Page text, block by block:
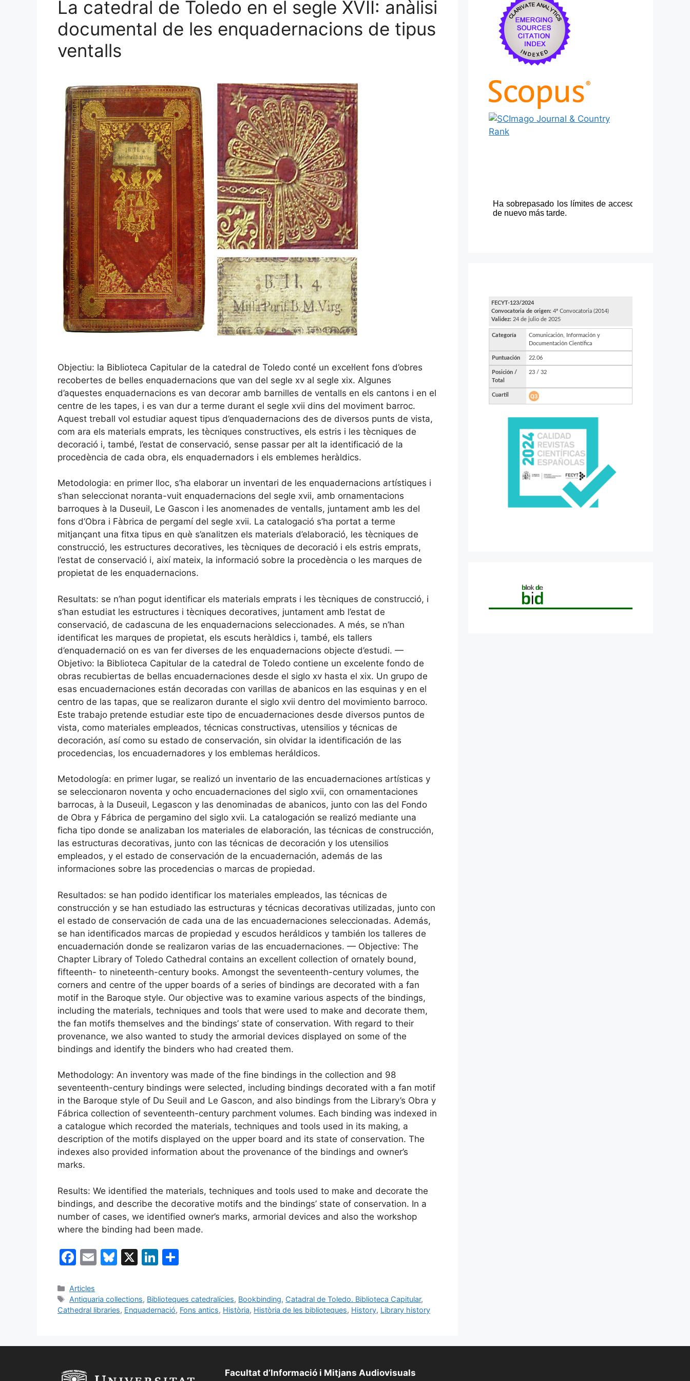
La catedral de Toledo en el segle XVII: anàlisi
documental de les enquadernacions de tipus
ventalls
Objectiu: la Biblioteca Capitular de la catedral de Toledo conté un excel·lent fons d’obres
recobertes de belles enquadernacions que van del segle xv al segle xix. Algunes
d’aquestes enquadernacions es van decorar amb barnilles de ventalls en els cantons i en el
centre de les tapes, i es van dur a terme durant el segle xvii dins del moviment barroc.
Aquest treball vol estudiar aquest tipus d’enquadernacions des de diversos punts de vista,
com ara els materials emprats, les tècniques constructives, els estris i les tècniques de
decoració i, també, l’estat de conservació, sense passar per alt la identificació de la
procedència de cada obra, els enquadernadors i els emblemes heràldics.
Metodologia: en primer lloc, s’ha elaborar un inventari de les enquadernacions artístiques i
s’han seleccionat noranta-vuit enquadernacions del segle xvii, amb ornamentacions
barroques à la Duseuil, Le Gascon i les anomenades de ventalls, juntament amb les del
fons d’Obra i Fàbrica de pergamí del segle xvii. La catalogació s’ha portat a terme
mitjançant una fitxa tipus en què s’analitzen els materials d’elaboració, les tècniques de
construcció, les estructures decoratives, les tècniques de decoració i els estris emprats,
l’estat de conservació i, així mateix, la informació sobre la procedència o les marques de
propietat de les enquadernacions.
Resultats: se n’han pogut identificar els materials emprats i les tècniques de construcció, i
s’han estudiat les estructures i tècniques decoratives, juntament amb l’estat de
conservació, de cadascuna de les enquadernacions seleccionades. A més, se n’han
identificat les marques de propietat, els escuts heràldics i, també, els tallers
d’enquadernació on es van fer diverses de les enquadernacions objecte d’estudi. —
Objetivo: la Biblioteca Capitular de la catedral de Toledo contiene un excelente fondo de
obras recubiertas de bellas encuadernaciones desde el siglo xv hasta el xix. Un grupo de
esas encuadernaciones están decoradas con varillas de abanicos en las esquinas y en el
centro de las tapas, que se realizaron durante el siglo xvii dentro del movimiento barroco.
Este trabajo pretende estudiar este tipo de encuadernaciones desde diversos puntos de
vista, como materiales empleados, técnicas constructivas, utensilios y técnicas de
decoración, así como su estado de conservación, sin olvidar la identificación de las
procedencias, los encuadernadores y los emblemas heráldicos.
Metodología: en primer lugar, se realizó un inventario de las encuadernaciones artísticas y
se seleccionaron noventa y ocho encuadernaciones del siglo xvii, con ornamentaciones
barrocas, à la Duseuil, Legascon y las denominadas de abanicos, junto con las del Fondo
de Obra y Fábrica de pergamino del siglo xvii. La catalogación se realizó mediante una
ficha tipo donde se analizaban los materiales de elaboración, las técnicas de construcción,
las estructuras decorativas, junto con las técnicas de decoración y los utensilios
empleados, y el estado de conservación de la encuadernación, además de las
informaciones sobre las procedencias o marcas de propiedad.
Resultados: se han podido identificar los materiales empleados, las técnicas de
construcción y se han estudiado las estructuras y técnicas decorativas utilizadas, junto con
el estado de conservación de cada una de las encuadernaciones seleccionadas. Además,
se han identificados marcas de propiedad y escudos heráldicos y también los talleres de
encuadernación donde se realizaron varias de las encuadernaciones. — Objective: The
Chapter Library of Toledo Cathedral contains an excellent collection of ornately bound,
fifteenth- to nineteenth-century books. Amongst the seventeenth-century volumes, the
corners and centre of the upper boards of a series of bindings are decorated with a fan
motif in the Baroque style. Our objective was to examine various aspects of the bindings,
including the materials, techniques and tools that were used to make and decorate them,
the fan motifs themselves and the bindings’ state of conservation. With regard to their
provenance, we also wanted to study the armorial devices displayed on some of the
bindings and identify the binders who had created them.
Methodology: An inventory was made of the fine bindings in the collection and 98
seventeenth-century bindings were selected, including bindings decorated with a fan motif
in the Baroque style of Du Seuil and Le Gascon, and also bindings from the Library’s Obra y
Fábrica collection of seventeenth-century parchment volumes. Each binding was indexed in
a catalogue which recorded the materials, techniques and tools used in its making, a
description of the motifs displayed on the upper board and its state of conservation. The
indexes also provided information about the provenance of the bindings and owner’s
marks.
Results: We identified the materials, techniques and tools used to make and decorate the
bindings, and describe the decorative motifs and the bindings’ state of conservation. In a
number of cases, we identified owner’s marks, armorial devices and also the workshop
where the binding had been made.
F
c
e
k
E
l
Bl
s
X
Li
e p
Categories
Articles
Etiquetes
Antiquaria collections, Biblioteques catedralícies, Bookbinding, Catadral de Toledo. Biblioteca Capitular,
Cathedral libraries, Enquadernació, Fons antics, Història, Història de les biblioteques, History, Library history
Facultat d’Informació i Mitjans Audiovisuals